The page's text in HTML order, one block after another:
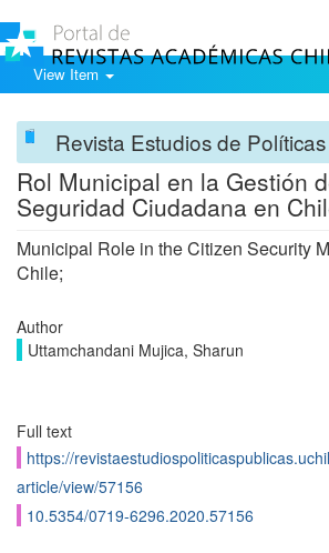
View Item
Revista Estudios de
Rol Municipal en la Gestión
Seguridad Ciudadana en
Municipal Role in the Citizen Security
Chile;
Author
Uttamchandani Mujica, Sharun
Full text
https://
article/view/57156
10.5354/0719-6296.2020.57156